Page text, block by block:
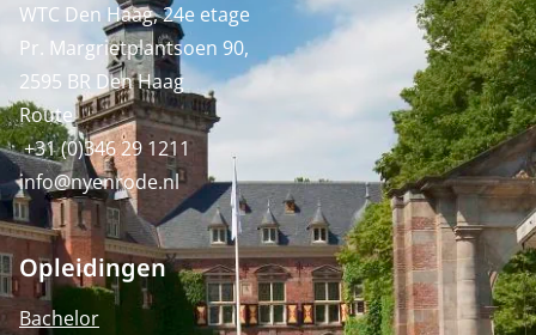
WTC Den Haag, 24e etage
Pr. Margrietplantsoen 90,
2595 BR Den Haag
Route
+31 (0)346 29 1211
info@nyenrode.nl
Opleidingen
Bachelor